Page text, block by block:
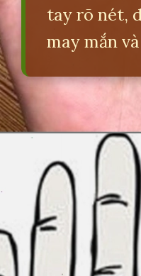
tay rõ nét,
may mắn